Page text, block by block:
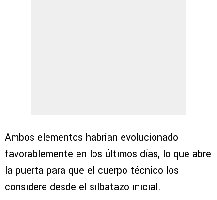
Ambos elementos habrían evolucionado
favorablemente en los últimos días, lo que abre
la puerta para que el cuerpo técnico los
considere desde el silbatazo inicial.